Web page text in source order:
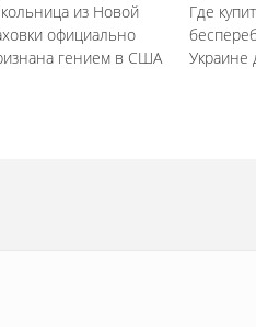
из Новой
официально
гением в США
Где
Украине